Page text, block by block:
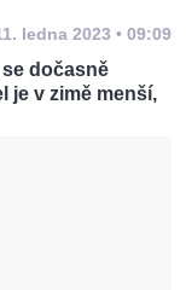
ledna 2023 • 09:09
dočasně
je v zimě menší,